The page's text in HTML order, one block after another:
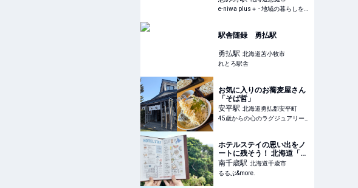
- e-niwa plus＋
e-niwa plus＋ - 地域の暮らしをもっと楽しく、もっとプラスに。
駅舎随録 勇払駅
勇払駅 北海道苫小牧市
れとろ駅舎
お気に入りのお蕎麦屋さん
「そば哲」
安平駅 北海道勇払郡安平町
45歳からの心のラグジュアリーメディア
ホテルステイの思い出をノ
ートに残そう！ 北海道「雨
ノ日と夕やけ」へ
【mini_minorの旅ノートレ
ッスンvol.8】｜るるぶ
南千歳駅 北海道千歳市
るるぶ&more.